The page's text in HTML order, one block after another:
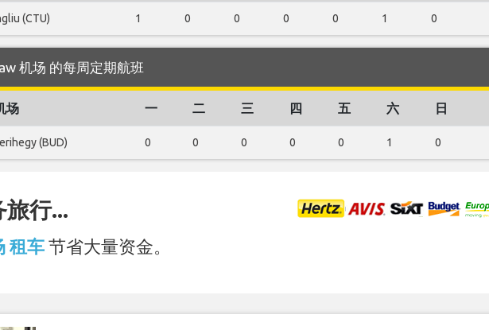
(CTU) 1 0 0 0 0 1 0
机场 的每周定期航班
场 一 二 三 四 五 六 日
(BUD) 0 0 0 0 0 1 0
行...
租车 节省大量资金。